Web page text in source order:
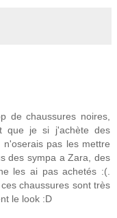
de chaussures noires,
que je si j'achète des
pas les mettre
des sympa a Zara, des
les ai pas achetés :(.
chaussures sont très
le look :D